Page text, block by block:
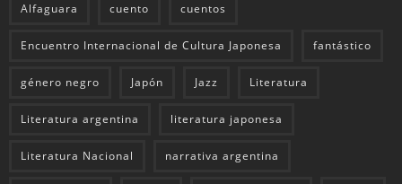
Alfaguara cuento cuentos
Encuentro Internacional de Cultura Japonesa fantástico
género negro Japón Jazz Literatura
Literatura argentina literatura japonesa
Literatura Nacional narrativa argentina